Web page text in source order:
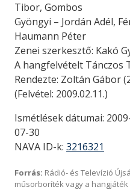
Tibor, Gombos
Gyöngyi – Jordán Adél,
Haumann Péter
Zenei szerkesztő: Kakó
A hangfelvételt Tánczos
Rendezte: Zoltán Gábor
(Felvétel: 2009.02.11.)
Ismétlések dátumai:
07-30
NAVA ID-k: 3216321
Forrás: Rádió- és Televízió
műsorboríték vagy a